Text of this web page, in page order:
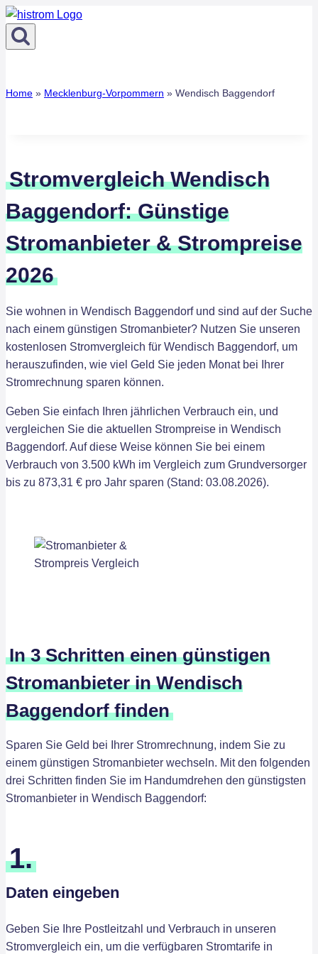
Zum
Inhalt
springen
Home » Mecklenburg-Vorpommern » Wendisch Baggendorf
Stromvergleich Wendisch
Baggendorf: Günstige
Stromanbieter & Strompreise
2026
Sie wohnen in Wendisch Baggendorf und sind auf der Suche
nach einem günstigen Stromanbieter? Nutzen Sie unseren
kostenlosen Stromvergleich für Wendisch Baggendorf, um
herauszufinden, wie viel Geld Sie jeden Monat bei Ihrer
Stromrechnung sparen können.
Geben Sie einfach Ihren jährlichen Verbrauch ein, und
vergleichen Sie die aktuellen Strompreise in Wendisch
Baggendorf. Auf diese Weise können Sie bei einem
Verbrauch von 3.500 kWh im Vergleich zum Grundversorger
bis zu 873,31 € pro Jahr sparen (Stand: 03.08.2026).
In 3 Schritten einen günstigen
Stromanbieter in Wendisch
Baggendorf finden
Sparen Sie Geld bei Ihrer Stromrechnung, indem Sie zu
einem günstigen Stromanbieter wechseln. Mit den folgenden
drei Schritten finden Sie im Handumdrehen den günstigsten
Stromanbieter in Wendisch Baggendorf:
1.
Daten eingeben
Geben Sie Ihre Postleitzahl und Verbrauch in unseren
Stromvergleich ein, um die verfügbaren Stromtarife in